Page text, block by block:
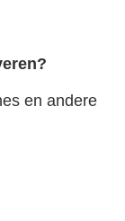
en andere